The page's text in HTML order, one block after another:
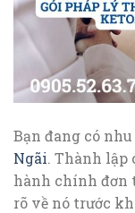
Bạn đang có nhu
Ngãi. Thành
hành chính đơn
rõ về nó trước